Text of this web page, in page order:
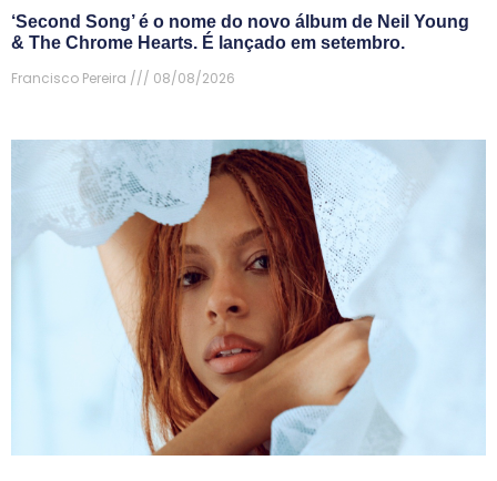
‘Second Song’ é o nome do novo álbum de Neil Young
& The Chrome Hearts. É lançado em setembro.
Francisco Pereira
08/08/2026